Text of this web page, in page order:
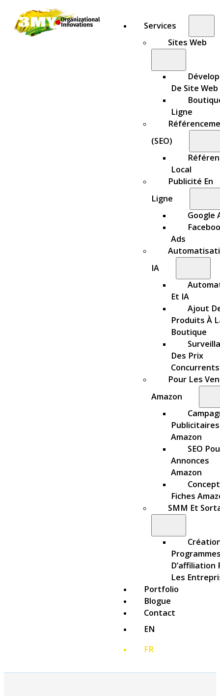
Services
Sites Web
De Site Web
Ligne
(SEO)
Local
Publicité En
Ligne
Google
Ads
IA
Et IA
Ajout
Produits À
Boutique
Des Prix
Concurrents
Pour Les
Amazon
Publicitaires
Amazon
SEO
Annonces
Amazon
Fiches
SMM Et
D’affiliation
Les
Portfolio
Blogue
Contact
EN
FR